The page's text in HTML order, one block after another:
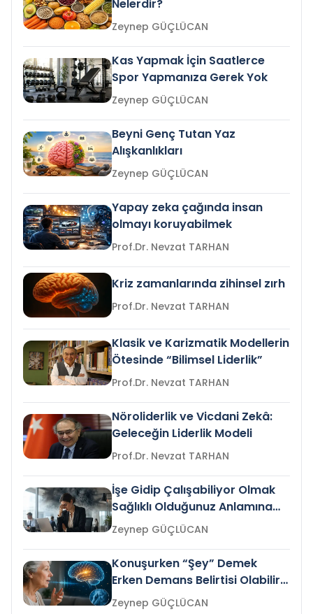
Nelerdir?
Zeynep GÜÇLÜCAN
Kas Yapmak İçin Saatlerce
Spor Yapmanıza Gerek Yok
Zeynep GÜÇLÜCAN
Beyni Genç Tutan Yaz
Alışkanlıkları
Zeynep GÜÇLÜCAN
Yapay zeka çağında insan
olmayı koruyabilmek
Prof.Dr. Nevzat TARHAN
Kriz zamanlarında zihinsel zırh
Prof.Dr. Nevzat TARHAN
Klasik ve Karizmatik Modellerin
Ötesinde “Bilimsel Liderlik”
Prof.Dr. Nevzat TARHAN
Nöroliderlik ve Vicdani Zekâ:
Geleceğin Liderlik Modeli
Prof.Dr. Nevzat TARHAN
İşe Gidip Çalışabiliyor Olmak
Sağlıklı Olduğunuz Anlamına
Gelir mi?Zeynep GÜÇLÜCAN
Konuşurken “Şey” Demek
Erken Demans Belirtisi Olabilir
mi?
Zeynep GÜÇLÜCAN